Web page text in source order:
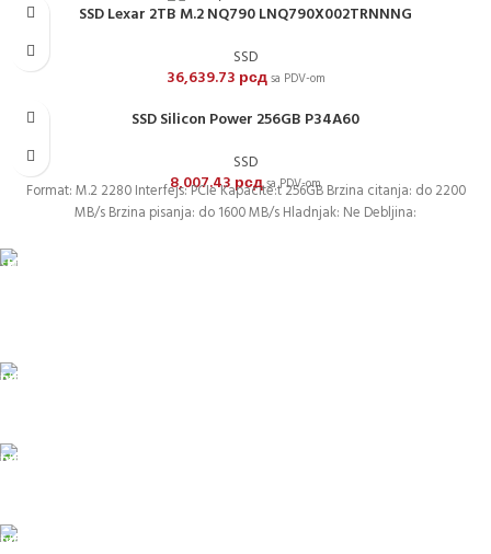
SSD Lexar 2TB M.2 NQ790 LNQ790X002TRNNNG
SSD
36,639.73 рсдsa PDV-om
SSD Silicon Power 256GB P34A60
SSD
8,007.43рсдsa PDV-om
Format: M.2 2280 Interfejs: PCIe Kapacite:t 256GB Brzina citanja: do 2200
MB/s Brzina pisanja: do 1600 MB/s Hladnjak: Ne Debljina: